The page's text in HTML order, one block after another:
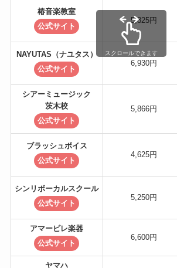
椿音楽教室
公式サイト
5,825円
NAYUTAS（ナユタス）
公式サイト
6,930円
シアーミュージック
茨木校
公式サイト
5,866円
ブラッシュボイス
公式サイト
4,625円
シンリボーカルスクール
公式サイト
5,250円
アマービレ楽器
公式サイト
6,600円
ヤマハ
スクロールできます